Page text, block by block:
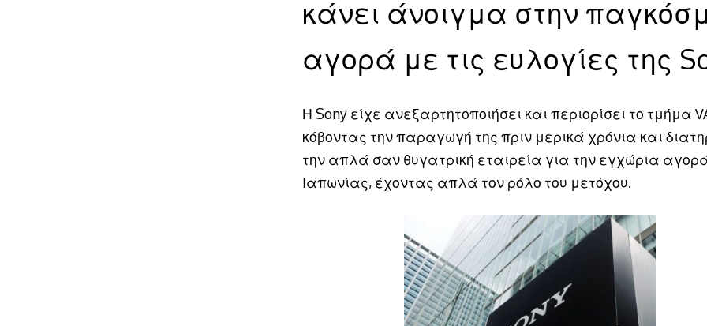
κάνει άνοιγμα στην
αγορά με τις ευλογίες της
Η Sony είχε ανεξαρτητοποιήσει και περιορίσει το τμήμα
κόβοντας την παραγωγή της πριν μερικά χρόνια και
την απλά σαν θυγατρική εταιρεία για την εγχώρια
Ιαπωνίας, έχοντας απλά τον ρόλο του μετόχου.